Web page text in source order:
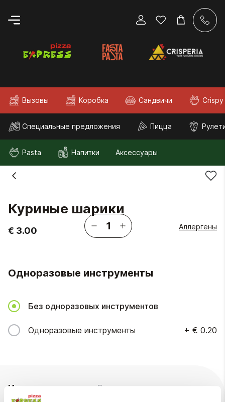
Вызовы Коробка Сандвичи
Специальные предложения Пицца
Pasta Напитки Аксессуары
Куриные шарики
€ 3.00 Аллергены
Одноразовые инструменты
Без одноразовых инструментов
Одноразовые инструменты + € 0.20
Ингредиенты Доступны на